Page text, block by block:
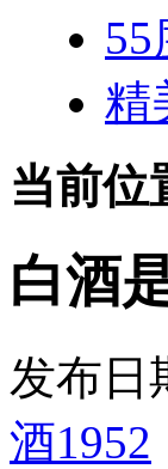
55
精
当前位
白酒
发布日
酒1952